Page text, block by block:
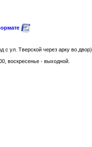
с ул. Тверской через арку во двор)
воскресенье - выходной.